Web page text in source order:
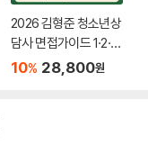
2026 김형준 청소년상
담사 면접가이드 1·2·3
급 사례질문 및 모범답
10% 28,800원